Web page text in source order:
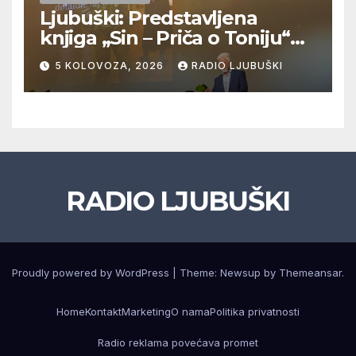
Ljubuški: Predstavljena
knjiga „Sin – Priča o Toniju“
dr. sc. Zdenka Hercega
5 KOLOVOZA, 2026 RADIO LJUBUŠKI
RADIO LJUBUŠKI
Proudly powered by WordPress Theme: Newsup by Themeansar.
HomeKontaktMarketingO namaPolitika privatnosti
Radio reklama povećava promet